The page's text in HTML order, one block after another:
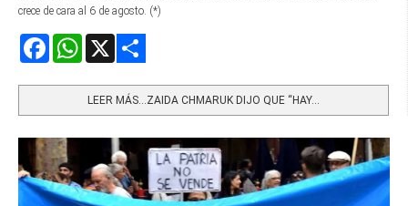
crece de cara al 6 de agosto. (*)
FacebookWhatsApp
LEER MÁS…ZAIDA CHMARUK DIJO QUE “HAY...